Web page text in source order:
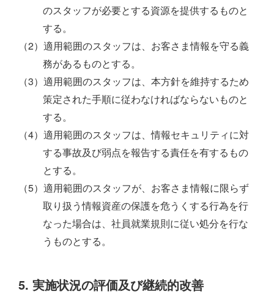
のスタッフが必要とする資源を提供するものと
する。
（2）適用範囲のスタッフは、お客さま情報を守る義
務があるものとする。
（3）適用範囲のスタッフは、本方針を維持するため
策定された手順に従わなければならないものと
する。
（4）適用範囲のスタッフは、情報セキュリティに対
する事故及び弱点を報告する責任を有するもの
とする。
（5）適用範囲のスタッフが、お客さま情報に限らず
取り扱う情報資産の保護を危うくする行為を行
なった場合は、社員就業規則に従い処分を行な
うものとする。
5. 実施状況の評価及び継続的改善